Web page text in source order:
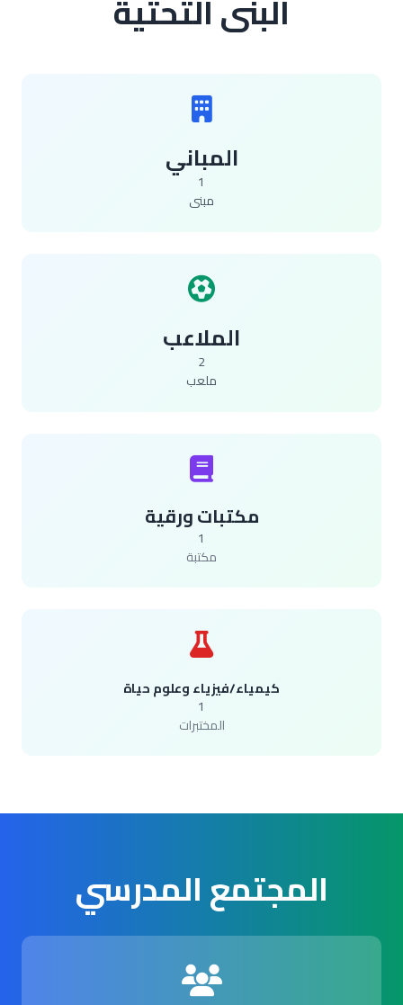
البنى التحتية
المباني
مبنى
الملاعب
2
ملعب
مكتبات ورقية
مكتبة
كيمياء/فيزياء وعلوم حياة
المختبرات
المجتمع المدرسي